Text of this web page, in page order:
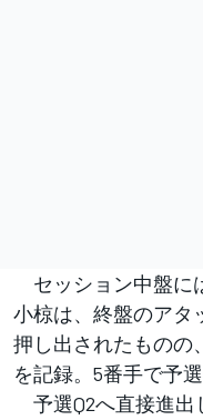
セッション中盤に
小椋は、終盤のアタ
押し出されたものの
を記録。5番手で予
予選Q2へ直接進出